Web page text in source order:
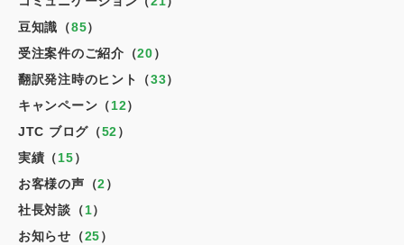
豆知識（85）
受注案件のご紹介（20）
翻訳発注時のヒント（33）
キャンペーン（12）
JTC ブログ（52）
実績（15）
お客様の声（2）
社長対談（1）
お知らせ（25）